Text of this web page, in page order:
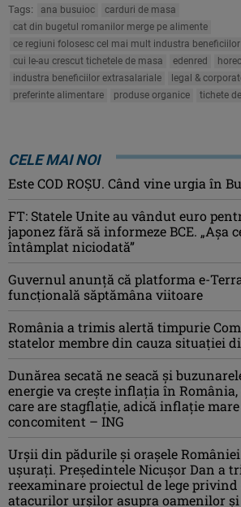
Tags: ana busuioc
carduri de masa
cat din bugetul romanilor merge pe alimente
ce regiuni folosesc cel mai mult industra
cui le-au crescut tichetele de masa
edenred
industra beneficiilor extrasalariale
legal &
preferinte alimentare
produse organice tichete
CELE MAI NOI
Este COD ROŞU. Când vine urgia în
FT: Statele Unite au vândut euro
japonez fără să informeze BCE. „Așa
întâmplat niciodată”
Guvernul anunță că platforma e-
funcţională săptămâna viitoare
România a trimis alertă timpurie
statelor membre din cauza situației
Dunărea secată ne seacă și
energie va crește inflația în
care are stagflație, adică inflație
concomitent – ING
Urșii din pădurile și orașele
ușurați. Președintele Nicușor Dan a
reexaminare proiectul de lege privind
atacurilor urșilor asupra oamenilor